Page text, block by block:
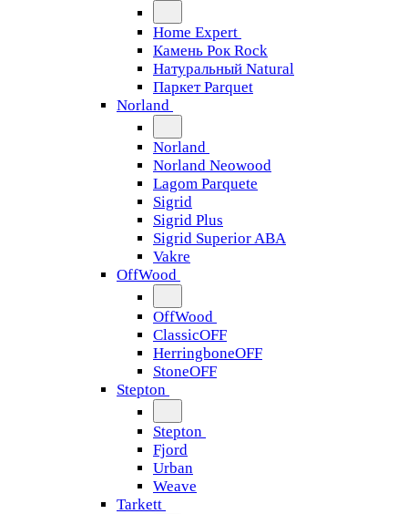
Home Expert
Камень Рок Rock
Натуральный Natural
Паркет Parquet
Norland
Norland
Norland Neowood
Lagom Parquete
Sigrid
Sigrid Plus
Sigrid Superior ABA
Vakre
OffWood
OffWood
ClassicOFF
HerringboneOFF
StoneOFF
Stepton
Stepton
Fjord
Urban
Weave
Tarkett